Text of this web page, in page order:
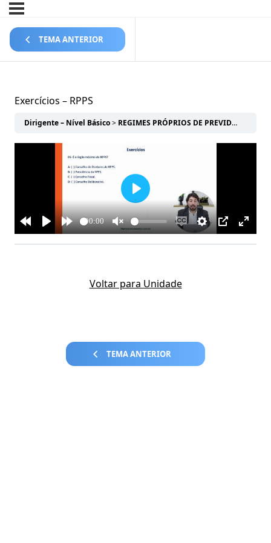
TEMA ANTERIOR
Exercícios – RPPS
Dirigente – Nível Básico REGIMES PRÓPRIOS DE PREVIDÊNCIA SOCIAL-RPPS
TEMA ANTERIOR
Voltar para Unidade